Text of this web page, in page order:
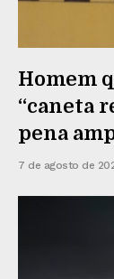
Homem
“caneta
pena
7 de agosto de